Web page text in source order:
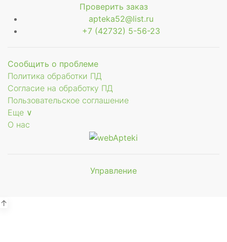
Проверить заказ
apteka52@list.ru
+7 (42732) 5-56-23
Сообщить о проблеме
Политика обработки ПД
Согласие на обработку ПД
Пользовательское соглашение
Еще ∨
О нас
Управление
↑
Мы будем